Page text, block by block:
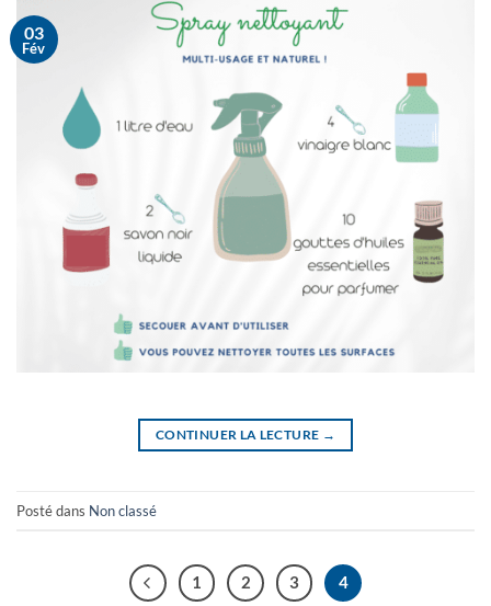
03
Fév
CONTINUER LA LECTURE →
Posté dans Non classé
1 2 3 4